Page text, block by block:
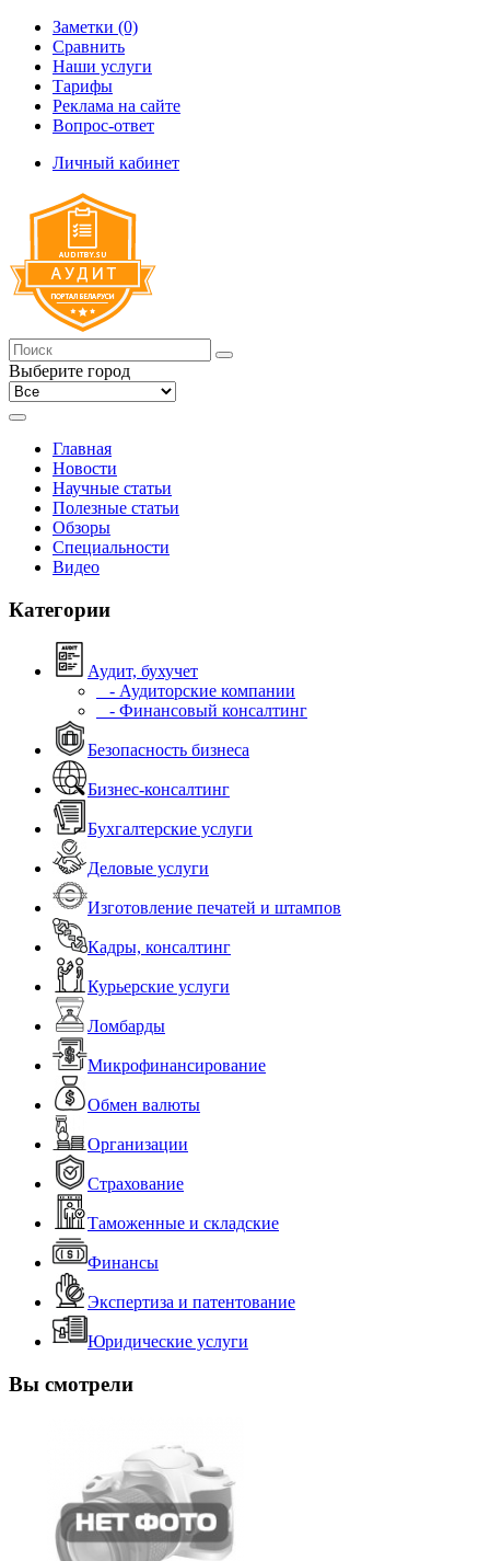
Заметки (0)
Сравнить
Наши услуги
Тарифы
Реклама на сайте
Вопрос-ответ
Личный кабинет
Выберите город
Главная
Новости
Научные статьи
Полезные статьи
Обзоры
Специальности
Видео
Категории
Аудит, бухучет
- Аудиторские компании
- Финансовый консалтинг
Безопасность бизнеса
Бизнес-консалтинг
Бухгалтерские услуги
Деловые услуги
Изготовление печатей и штампов
Кадры, консалтинг
Курьерские услуги
Ломбарды
Микрофинансирование
Обмен валюты
Организации
Страхование
Таможенные и складские
Финансы
Экспертиза и патентование
Юридические услуги
Вы смотрели